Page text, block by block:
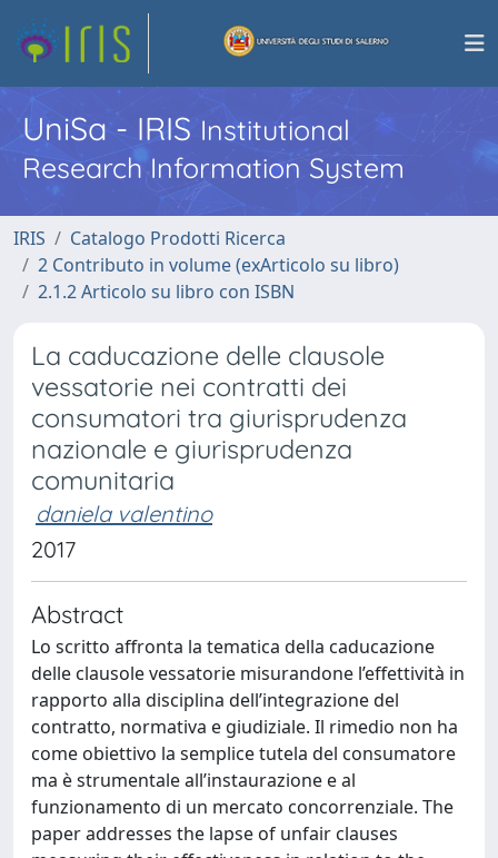
UniSa - IRISInstitutional
Research Information System
IRIS
Catalogo Prodotti Ricerca
2 Contributo in volume (exArticolo su libro)
2.1.2 Articolo su libro con ISBN
La caducazione delle clausole
vessatorie nei contratti dei
consumatori tra giurisprudenza
nazionale e giurisprudenza
comunitaria
daniela valentino
2017
Abstract
Lo scritto affronta la tematica della caducazione
delle clausole vessatorie misurandone l’effettività in
rapporto alla disciplina dell’integrazione del
contratto, normativa e giudiziale. Il rimedio non ha
come obiettivo la semplice tutela del consumatore
ma è strumentale all’instaurazione e al
funzionamento di un mercato concorrenziale. The
paper addresses the lapse of unfair clauses